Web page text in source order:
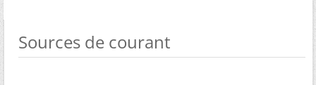
Sources de courant